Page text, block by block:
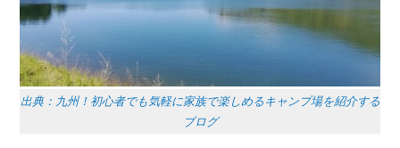
出典：九州！初心者でも気軽に家族で楽しめるキャンプ場を紹介する
ブログ